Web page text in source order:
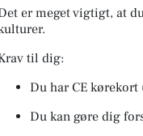
er meget vigtigt, at
til dig:
Du har CE
Du kan gøre dig